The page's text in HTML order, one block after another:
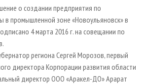
ПЛИТ
REVIEW
о создании предприятия по
в промышленной зоне «Новоульяновск» в
4 марта 2016 г. на совещании по
региона Сергей Морозов, первый
директора Корпорации развития области
директор ООО «Аракел-ДО» Арарат